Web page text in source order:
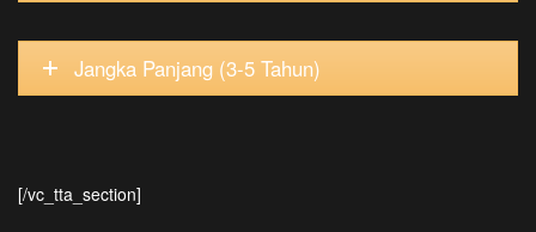
Jangka Panjang (3-5 Tahun)
[/vc_tta_section]